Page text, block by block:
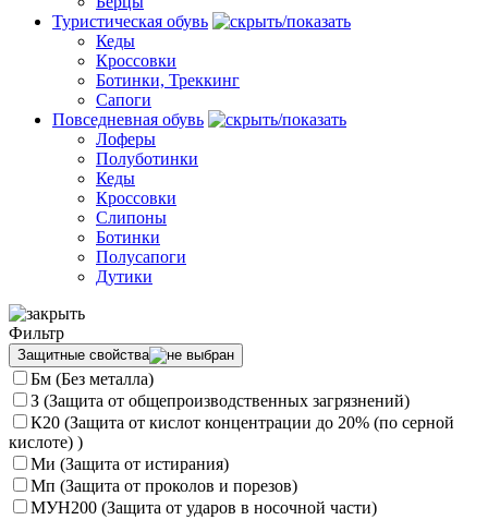
Туристическая обувь
Кеды
Кроссовки
Ботинки, Треккинг
Сапоги
Повседневная обувь
Лоферы
Полуботинки
Кеды
Кроссовки
Слипоны
Ботинки
Полусапоги
Дутики
Фильтр
Защитные свойства
Бм (Без металла)
З (Защита от общепроизводственных загрязнений)
К20 (Защита от кислот концентрации до 20% (по серной
кислоте) )
Ми (Защита от истирания)
Мп (Защита от проколов и порезов)
МУН200 (Защита от ударов в носочной части)